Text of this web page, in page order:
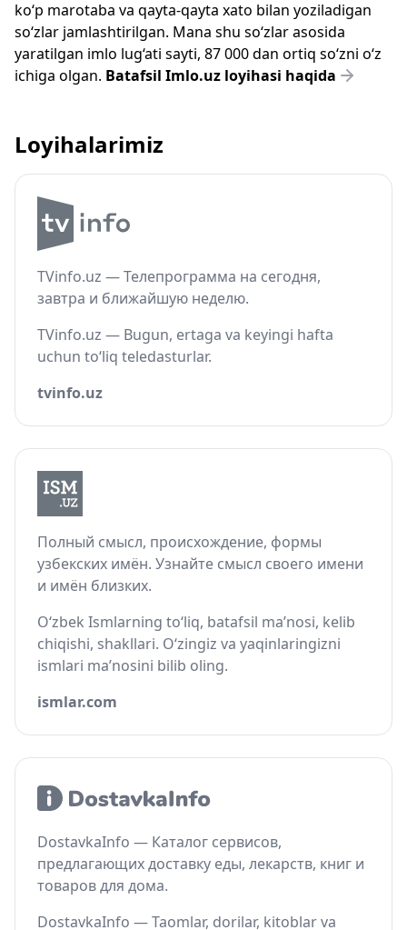
ko‘p marotaba va qayta-qayta xato bilan yoziladigan
so‘zlar jamlashtirilgan. Mana shu so‘zlar asosida
yaratilgan imlo lug‘ati sayti, 87 000 dan ortiq so‘zni o‘z
ichiga olgan. Batafsil Imlo.uz loyihasi haqida
Loyihalarimiz
TVinfo.uz — Телепрограмма на сегодня,
завтра и ближайшую неделю.
TVinfo.uz — Bugun, ertaga va keyingi hafta
uchun to‘liq teledasturlar.
tvinfo.uz
Полный смысл, происхождение, формы
узбекских имён. Узнайте смысл своего имени
и имён близких.
O‘zbek Ismlarning to‘liq, batafsil ma’nosi, kelib
chiqishi, shakllari. O‘zingiz va yaqinlaringizni
ismlari ma’nosini bilib oling.
ismlar.com
DostavkaInfo — Каталог сервисов,
предлагающих доставку еды, лекарств, книг и
товаров для дома.
DostavkaInfo — Taomlar, dorilar, kitoblar va